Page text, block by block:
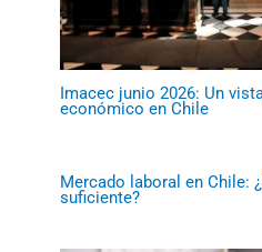
Imacec junio 2026: Un
económico en Chile
Mercado laboral en Chile:
suficiente?